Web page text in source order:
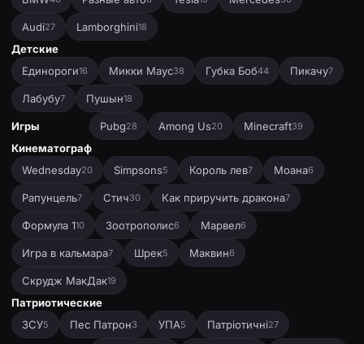
Audi27 Lamborghini18
Детские
Единороги16 Микки Маус38 Губка Боб44 Пикачу7
Лабубу7 Пушын18
Игры Pubg28 Among Us20 Minecraft39
Кинематограф
Wednesday20 Simpsons5 Король лев7 Моана6
Рапунцель7 Стич30 Как приручить дракона7
Формула 110 Зоотрополис6 Марвел6
Игра в кальмара7 Шрек5 Маквин6
Скрудж МакДак19
Патриотические
ЗСУ5 Пес Патрон3 УПА5 Патріотичні27